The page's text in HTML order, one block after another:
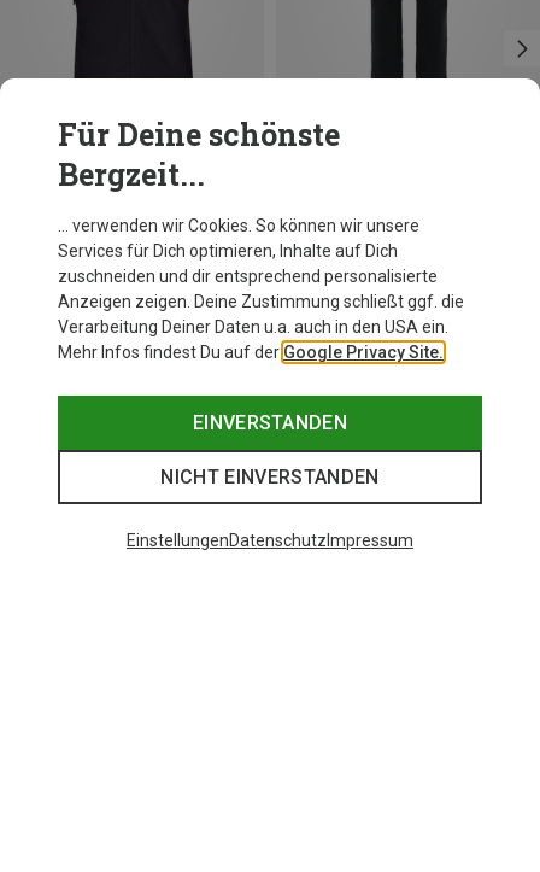
Herren Y MountainLine Light Insulated Air Weste
229,95 €
Für Deine schönste
Bergzeit...
… verwenden wir Cookies. So können wir unsere
Services für Dich optimieren, Inhalte auf Dich
zuschneiden und dir entsprechend personalisierte
Anzeigen zeigen. Deine Zustimmung schließt ggf. die
Verarbeitung Deiner Daten u.a. auch in den USA ein.
Mehr Infos findest Du auf der Google Privacy Site.
EINVERSTANDEN
NICHT EINVERSTANDEN
EinstellungenDatenschutz Impressum